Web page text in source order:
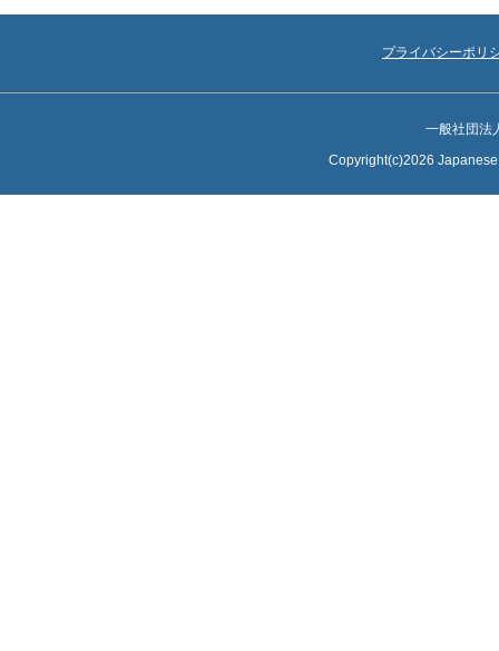
プライバシーポリ
一般社団法
Copyright(c)2026